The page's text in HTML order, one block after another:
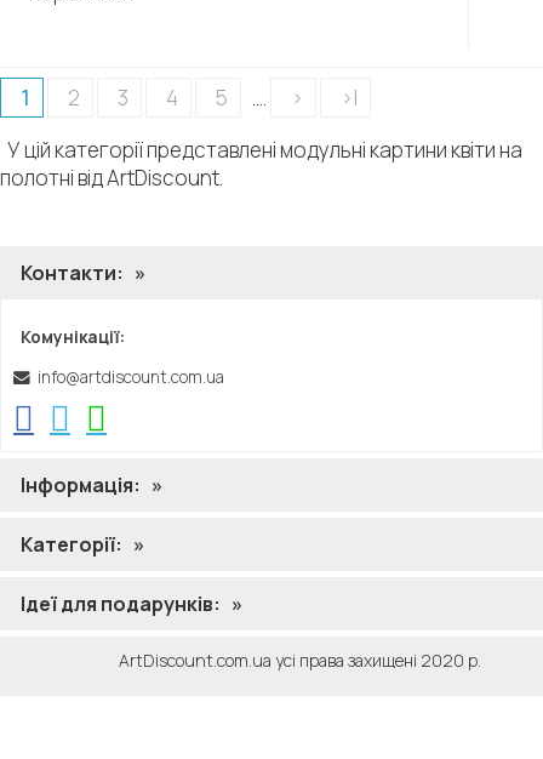
1 2 3 4 5 .... >
>|
У цій категорії представлені модульні картини квіти на
полотні від ArtDiscount.
Контакти: »
Комунікації:
info@artdiscount.com.ua
Інформація: »
Категорії: »
Ідеї ​​для подарунків: »
ArtDiscount.com.ua усі права захищені 2020 р.